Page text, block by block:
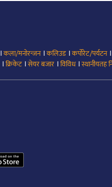
।कला/मनोरन्जन।कलिउड।कर्पोरेट/पर्यटन
।क्रिकेट।सेयर बजार ।विविध।स्थानीयतह